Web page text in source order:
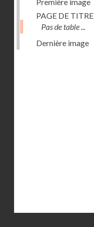
PAGE DE TITRE
Pas de table ...
Dernière image